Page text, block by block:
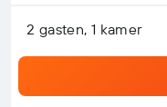
2 gasten, 1 kamer